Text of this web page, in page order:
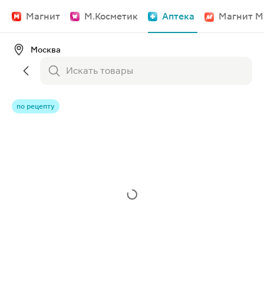
Магнит М.Косметик Аптека Магнит
Москва
по рецепту